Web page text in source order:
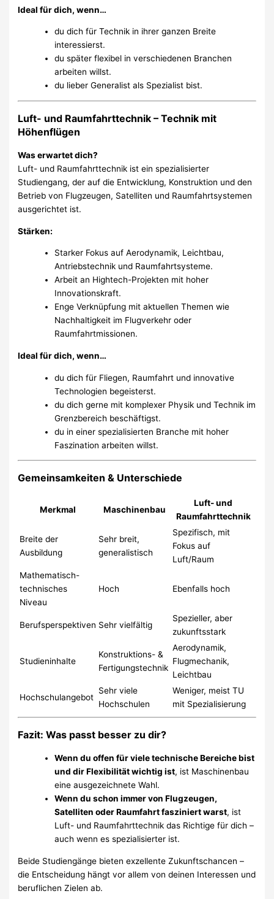
Ideal für dich, wenn…
du dich für Technik in ihrer ganzen Breite
interessierst.
du später flexibel in verschiedenen Branchen
arbeiten willst.
du lieber Generalist als Spezialist bist.
Luft- und Raumfahrttechnik – Technik mit
Höhenflügen
Was erwartet dich?
Luft- und Raumfahrttechnik ist ein spezialisierter
Studiengang, der auf die Entwicklung, Konstruktion und den
Betrieb von Flugzeugen, Satelliten und Raumfahrtsystemen
ausgerichtet ist.
Stärken:
Starker Fokus auf Aerodynamik, Leichtbau,
Antriebstechnik und Raumfahrtsysteme.
Arbeit an Hightech-Projekten mit hoher
Innovationskraft.
Enge Verknüpfung mit aktuellen Themen wie
Nachhaltigkeit im Flugverkehr oder
Raumfahrtmissionen.
Ideal für dich, wenn…
du dich für Fliegen, Raumfahrt und innovative
Technologien begeisterst.
du dich gerne mit komplexer Physik und Technik im
Grenzbereich beschäftigst.
du in einer spezialisierten Branche mit hoher
Faszination arbeiten willst.
Gemeinsamkeiten & Unterschiede
Merkmal Maschinenbau
Luft- und
Raumfahrttechnik
Breite der
Ausbildung
Sehr breit,
generalistisch
Spezifisch, mit
Fokus auf
Luft/Raum
Mathematisch-
technisches
Niveau
Hoch Ebenfalls hoch
Berufsperspektiven Sehr vielfältig
Spezieller, aber
zukunftsstark
Studieninhalte
Konstruktions- &
Fertigungstechnik
Aerodynamik,
Flugmechanik,
Leichtbau
Hochschulangebot
Sehr viele
Hochschulen
Weniger, meist TU
mit Spezialisierung
Fazit: Was passt besser zu dir?
Wenn du offen für viele technische Bereiche bist
und dir Flexibilität wichtig ist, ist Maschinenbau
eine ausgezeichnete Wahl.
Wenn du schon immer von Flugzeugen,
Satelliten oder Raumfahrt fasziniert warst, ist
Luft- und Raumfahrttechnik das Richtige für dich –
auch wenn es spezialisierter ist.
Beide Studiengänge bieten exzellente Zukunftschancen –
die Entscheidung hängt vor allem von deinen Interessen und
beruflichen Zielen ab.